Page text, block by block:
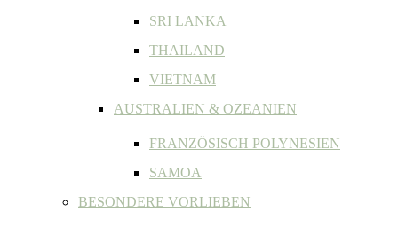
SRI LANKA
THAILAND
VIETNAM
AUSTRALIEN & OZEANIEN
FRANZÖSISCH POLYNESIEN
SAMOA
BESONDERE VORLIEBEN